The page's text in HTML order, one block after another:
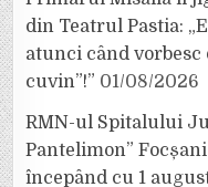
din Teatrul Pastia:
atunci când vorbesc
cuvin”!” 01/08/2026
RMN-ul Spitalului
Pantelimon”
începând cu 1